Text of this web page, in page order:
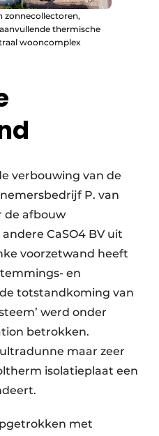
zonnecollectoren,
thermische
wooncomplex
verbouwing van de
P. van
de afbouw
CaSO4 BV uit
voorzetwand heeft
en
totstandkoming van
werd onder
betrokken.
maar zeer
isolatieplaat een
met